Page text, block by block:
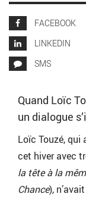
FACEBOOK
LINKEDIN
SMS
Quand Loïc
un dialogue
Loïc Touzé, qui
cet hiver avec
la tête à la
Chance),